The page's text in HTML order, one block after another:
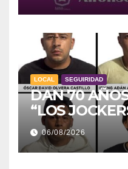
LOCAL SEGUIRIDAD
DAN 70
“LOS
06/08/2026